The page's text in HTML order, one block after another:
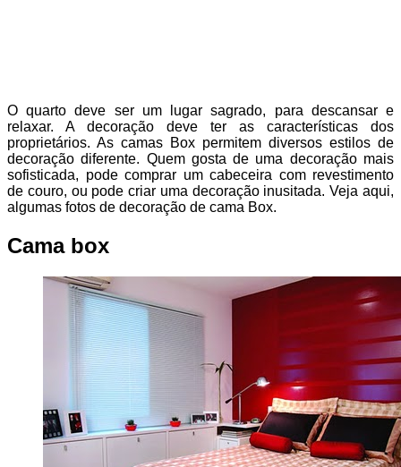
O quarto deve ser um lugar sagrado, para descansar e
relaxar. A decoração deve ter as características dos
proprietários. As camas Box permitem diversos estilos de
decoração diferente. Quem gosta de uma decoração mais
sofisticada, pode comprar um cabeceira com revestimento
de couro, ou pode criar uma decoração inusitada. Veja aqui,
algumas fotos de decoração de cama Box.
Cama box